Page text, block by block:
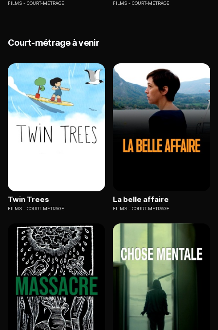
FILMS COURT-MÉTRAGE FILMS COURT-MÉTRAGE
Court-métrage à venir
Twin Trees
FILMS COURT-MÉTRAGE
La belle affaire
FILMS COURT-MÉTRAGE